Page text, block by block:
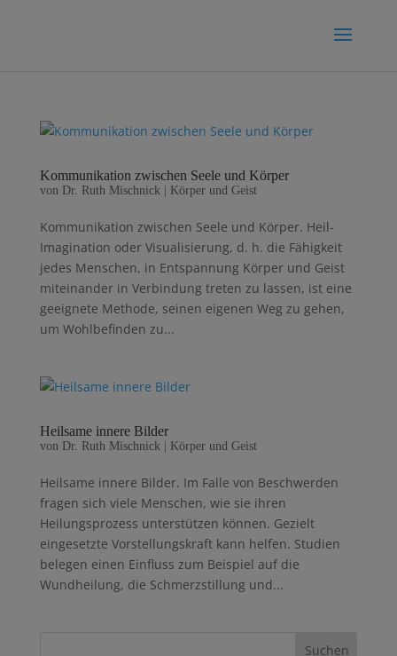
Kommunikation zwischen Seele und Körper
von Dr. Ruth Mischnick| Körper und Geist
Kommunikation zwischen Seele und Körper. Heil-
Imagination oder Visualisierung, d. h. die Fähigkeit
jedes Menschen, in Entspannung Körper und Geist
miteinander in Verbindung treten zu lassen, ist eine
geeignete Methode, seinen eigenen Weg zu gehen,
um Wohlbefinden zu...
Heilsame innere Bilder
von Dr. Ruth Mischnick| Körper und Geist
Heilsame innere Bilder. Im Falle von Beschwerden
fragen sich viele Menschen, wie sie ihren
Heilungsprozess unterstützen können. Gezielt
eingesetzte Vorstellungskraft kann helfen. Studien
belegen einen Einfluss zum Beispiel auf die
Wundheilung, die Schmerzstillung und...